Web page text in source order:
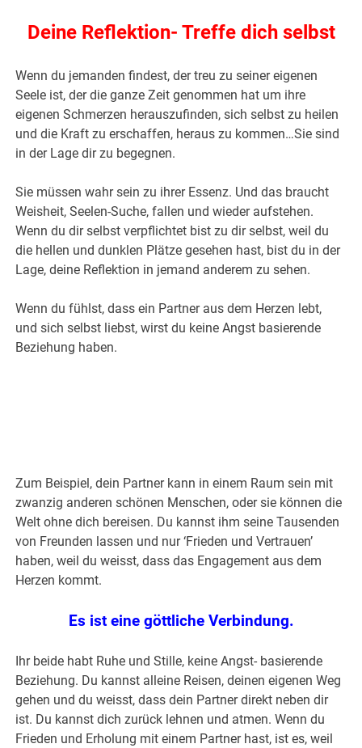
Deine Reflektion- Treffe dich selbst
Wenn du jemanden findest, der treu zu seiner eigenen
Seele ist, der die ganze Zeit genommen hat um ihre
eigenen Schmerzen herauszufinden, sich selbst zu heilen
und die Kraft zu erschaffen, heraus zu kommen…Sie sind
in der Lage dir zu begegnen.
Sie müssen wahr sein zu ihrer Essenz. Und das braucht
Weisheit, Seelen-Suche, fallen und wieder aufstehen.
Wenn du dir selbst verpflichtet bist zu dir selbst, weil du
die hellen und dunklen Plätze gesehen hast, bist du in der
Lage, deine Reflektion in jemand anderem zu sehen.
Wenn du fühlst, dass ein Partner aus dem Herzen lebt,
und sich selbst liebst, wirst du keine Angst basierende
Beziehung haben.
Zum Beispiel, dein Partner kann in einem Raum sein mit
zwanzig anderen schönen Menschen, oder sie können die
Welt ohne dich bereisen. Du kannst ihm seine Tausenden
von Freunden lassen und nur ‘Frieden und Vertrauen’
haben, weil du weisst, dass das Engagement aus dem
Herzen kommt.
Es ist eine göttliche Verbindung.
Ihr beide habt Ruhe und Stille, keine Angst- basierende
Beziehung. Du kannst alleine Reisen, deinen eigenen Weg
gehen und du weisst, dass dein Partner direkt neben dir
ist. Du kannst dich zurück lehnen und atmen. Wenn du
Frieden und Erholung mit einem Partner hast, ist es, weil